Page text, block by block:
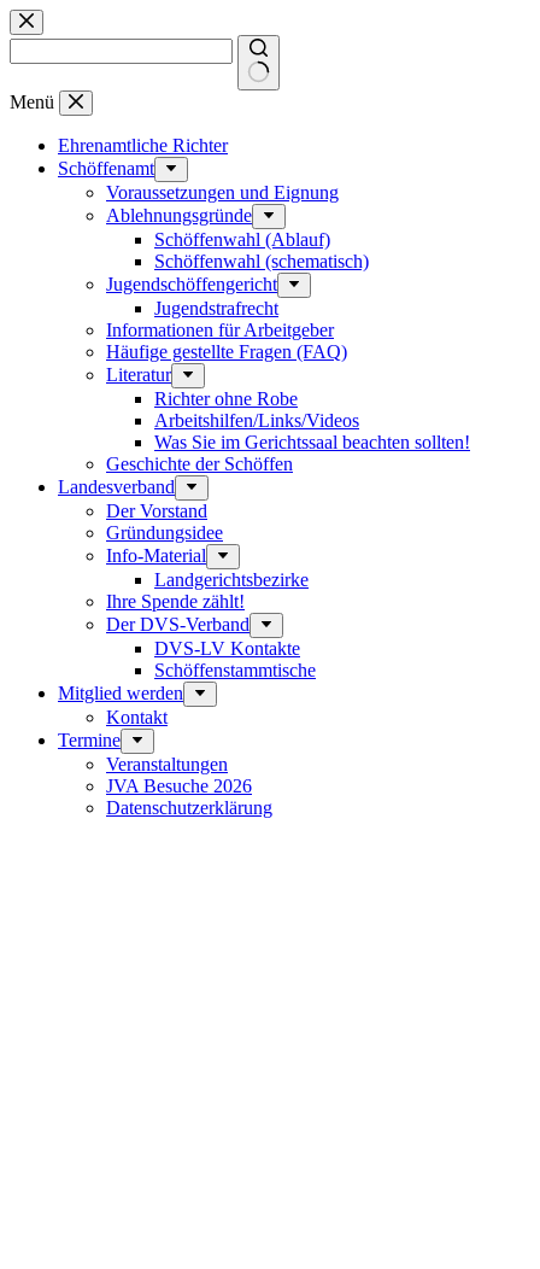
Zum
Inhalt
springen
Keine
Ergebnisse
Menü
Ehrenamtliche Richter
Schöffenamt
Voraussetzungen und Eignung
Ablehnungsgründe
Schöffenwahl (Ablauf)
Schöffenwahl (schematisch)
Jugendschöffengericht
Jugendstrafrecht
Informationen für Arbeitgeber
Häufige gestellte Fragen (FAQ)
Literatur
Richter ohne Robe
Arbeitshilfen/Links/Videos
Was Sie im Gerichtssaal beachten sollten!
Geschichte der Schöffen
Landesverband
Der Vorstand
Gründungsidee
Info-Material
Landgerichtsbezirke
Ihre Spende zählt!
Der DVS-Verband
DVS-LV Kontakte
Schöffenstammtische
Mitglied werden
Kontakt
Termine
Veranstaltungen
JVA Besuche 2026
Datenschutz­erklärung